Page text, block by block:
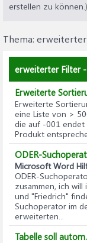
erstellen zu können.)
Thema:
erweiterter Filter
Erweiterte
Erweiterte
eine Liste von >
die auf -001 endet
Produkt
ODER-
Microsoft Word
ODER-
zusammen, ich
und "Friedrich"
Suchoperator im
erweiterten...
Tabelle soll